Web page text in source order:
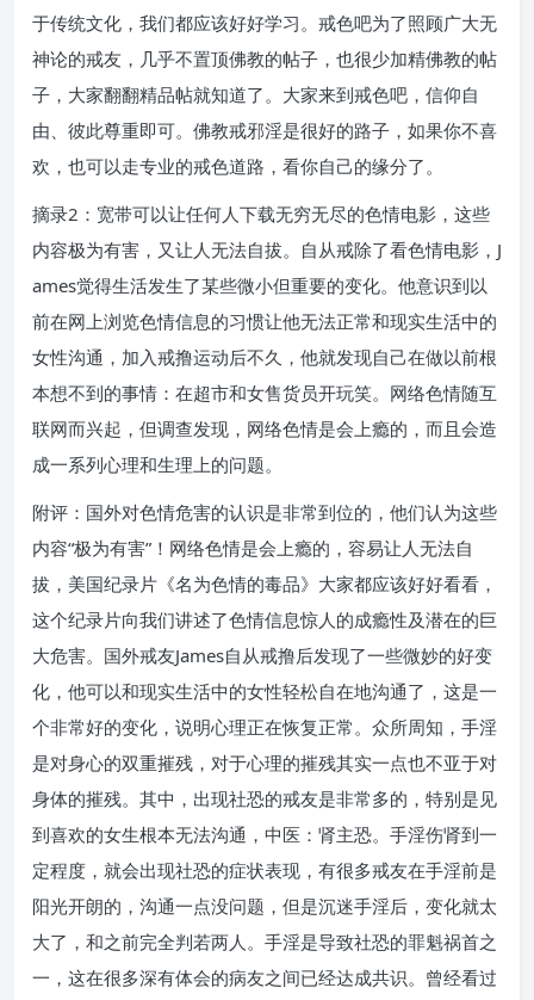
于传统文化，我们都应该好好学习。戒色吧为了照顾广大无
神论的戒友，几乎不置顶佛教的帖子，也很少加精佛教的帖
子，大家翻翻精品帖就知道了。大家来到戒色吧，信仰自
由、彼此尊重即可。佛教戒邪淫是很好的路子，如果你不喜
欢，也可以走专业的戒色道路，看你自己的缘分了。
摘录2：宽带可以让任何人下载无穷无尽的色情电影，这些
内容极为有害，又让人无法自拔。自从戒除了看色情电影，J
ames觉得生活发生了某些微小但重要的变化。他意识到以
前在网上浏览色情信息的习惯让他无法正常和现实生活中的
女性沟通，加入戒撸运动后不久，他就发现自己在做以前根
本想不到的事情：在超市和女售货员开玩笑。网络色情随互
联网而兴起，但调查发现，网络色情是会上瘾的，而且会造
成一系列心理和生理上的问题。
附评：国外对色情危害的认识是非常到位的，他们认为这些
内容“极为有害”！网络色情是会上瘾的，容易让人无法自
拔，美国纪录片《名为色情的毒品》大家都应该好好看看，
这个纪录片向我们讲述了色情信息惊人的成瘾性及潜在的巨
大危害。国外戒友James自从戒撸后发现了一些微妙的好变
化，他可以和现实生活中的女性轻松自在地沟通了，这是一
个非常好的变化，说明心理正在恢复正常。众所周知，手淫
是对身心的双重摧残，对于心理的摧残其实一点也不亚于对
身体的摧残。其中，出现社恐的戒友是非常多的，特别是见
到喜欢的女生根本无法沟通，中医：肾主恐。手淫伤肾到一
定程度，就会出现社恐的症状表现，有很多戒友在手淫前是
阳光开朗的，沟通一点没问题，但是沉迷手淫后，变化就太
大了，和之前完全判若两人。手淫是导致社恐的罪魁祸首之
一，这在很多深有体会的病友之间已经达成共识。曾经看过